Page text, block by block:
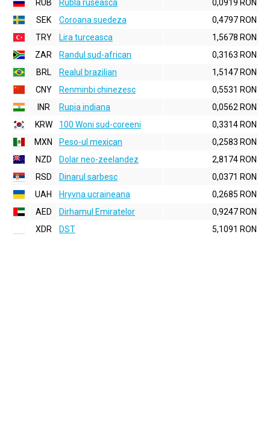
RUB
Rubla ruseasca
0,0919 RON
SEK
Coroana suedeza
0,4797 RON
TRY
Lira turceasca
1,5678 RON
ZAR
Randul sud-african
0,3163 RON
BRL
Realul brazilian
1,5147 RON
CNY
Renminbi chinezesc
0,5531 RON
INR
Rupia indiana
0,0562 RON
KRW
100 Woni sud-coreeni
0,3314 RON
MXN
Peso-ul mexican
0,2583 RON
NZD
Dolar neo-zeelandez
2,8174 RON
RSD
Dinarul sarbesc
0,0371 RON
UAH
Hryvna ucraineana
0,2685 RON
AED
Dirhamul Emiratelor
0,9247 RON
XDR
DST 5,1091 RON